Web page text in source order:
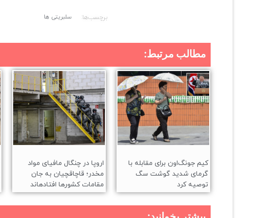
برچسب‌ها: سلبریتی ها
مطالب مرتبط:
کیم جونگ‌اون برای مقابله با
گرمای شدید گوشت سگ
توصیه کرد
اروپا در چنگال مافیای مواد
مخدر؛ قاچاقچیان به جان
مقامات کشورها افتادهاند